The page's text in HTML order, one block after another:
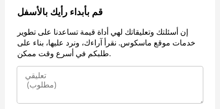
قم بأبداء رأيك بالأسفل
إن أسئلتك وتعليقاتك لهي أداة قيمة تساعدنا على تطوير
خدمات موقع ماسكوس. نقرأ آراءك، ونرد عليها، بناء على
طلبكم في أسرع وقت ممكن.